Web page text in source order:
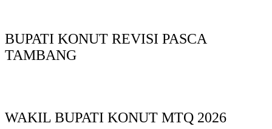
BUPATI KONUT REVISI PASCA
TAMBANG
WAKIL BUPATI KONUT MTQ 2026